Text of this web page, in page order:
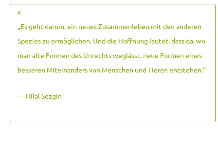
»
„Es geht darum, ein neues Zusammenleben mit den anderen
Spezies zu ermöglichen. Und die Hoffnung lautet, dass da, wo
man alte Formen des Unrechts weglässt, neue Formen eines
besseren Miteinanders von Menschen und Tieren entstehen.“
― Hilal Sezgin